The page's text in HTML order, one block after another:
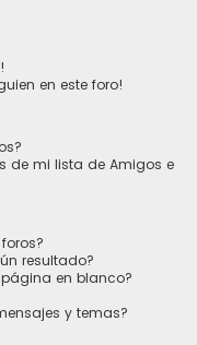
en este foro!
de mi lista de Amigos e
resultado?
en blanco?
y temas?